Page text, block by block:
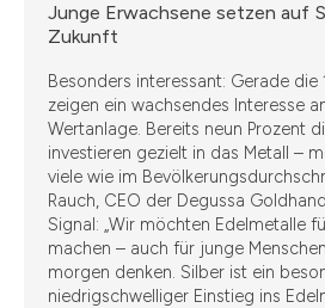
Junge Erwachsene setzen auf
Zukunft
Besonders interessant: Gerade
zeigen ein wachsendes Interesse
Wertanlage. Bereits neun Prozent
investieren gezielt in das Metall –
viele wie im
Rauch, CEO der Degussa
Signal: „Wir möchten Edelmetalle
machen – auch für junge
morgen denken. Silber ist ein
niedrigschwelliger Einstieg ins